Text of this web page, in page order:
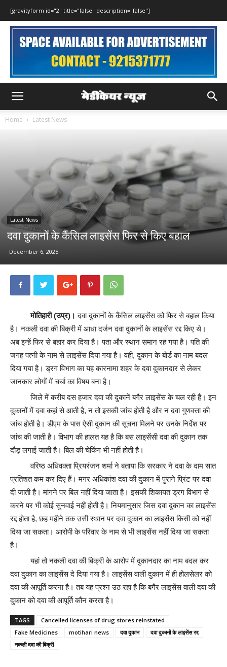
[gravityform id="2" title="false" description="false"]
Home Latest News
Latest News
दवा दुकानों के कैंसिल लाइसेंस फिर से किए बहाल
December 6, 2025
मोतिहारी (उप्र)। दवा दुकानों के कैंसिल लाइसेंस को फिर से बहाल किया
है। नकली दवा की बिक्री में आधा दर्जन दवा दुकानों के लाइसेंस रद्द किए थे।
अब इन्हें फिर से बहार कर दिया है। पता और स्थान समान रह गया है। पति की
जगह पत्नी के नाम से लाइसेंस दिया गया है। वहीं, दुकान के बोर्ड का नाम बदल
दिया गया है। ड्रग विभाग का यह कारनामा शहर के दवा दुकानदार से लेकर
जानकार लोगों में चर्चा का विषय बना है।
जिले में करीब दस हजार दवा की दुकानें बगैर लाइसेंस के चल रही हैं। इन
दुकानों में दवा कहां से आती है, न तो इसकी जांच होती है और न दवा गुणवत्ता की
जांच होती है। डीएम के पास ऐसी दुकान की सूचना मिलने पर उनके निर्देश पर
जांच की जाती है। विभाग की हालत यह है कि बस लाइसेंसी दवा की दुकान तक
दौड़ लगाई जाती है। बिल की चेकिंग भी नहीं होती है।
वरिष्ठ अधिवक्ता प्रियरंजन शर्मा ने बताया कि सरकार ने दवा के दाम सात
प्रतिशत कम कर दिए हैं। मगर अधिकांश दवा की दुकान में पुराने प्रिंट पर दवा
दी जाती है। मांगने पर बिल नहीं दिया जाता है। इसकी शिकायत ड्रग विभाग से
करने पर भी कोई सुनवाई नहीं होती है। नियमानुसार जिस दवा दुकान का लाइसेंस
रद्द होता है, छह महीने तक उसी स्थान पर दवा दुकान का लाइसेंस किसी को नहीं
दिया जा सकता। आरोपी के परिवार के नाम से भी लाइसेंस नहीं दिया जा सकता
है।
यहां तो नकली दवा की बिक्री के आरोप में दुकानदार का नाम बदल कर
दवा दुकान का लाइसेंस दे दिया गया है। लाइसेंस वाली दुकान में ही होलसेलर को
दवा की आपूर्ति करना है। तब यह प्रश्न उठ रहा है कि बगैर लाइसेंस वाली दवा की
दुकान को दवा की आपूर्ति कौन करता है।
TAGS
Cancelled licenses of drug stores reinstated
Fake Medicines
motihari news दवा दुकान
दवा दुकानों के लाइसेंस रद्द
नकली दवा की बिक्री